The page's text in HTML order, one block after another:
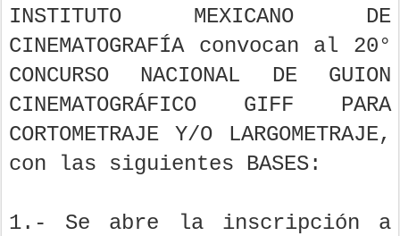
INSTITUTO MEXICANO DE
CINEMATOGRAFÍA convocan al 20°
CONCURSO NACIONAL DE GUION
CINEMATOGRÁFICO GIFF PARA
CORTOMETRAJE Y/O LARGOMETRAJE,
con las siguientes BASES:
1.- Se abre la inscripción a